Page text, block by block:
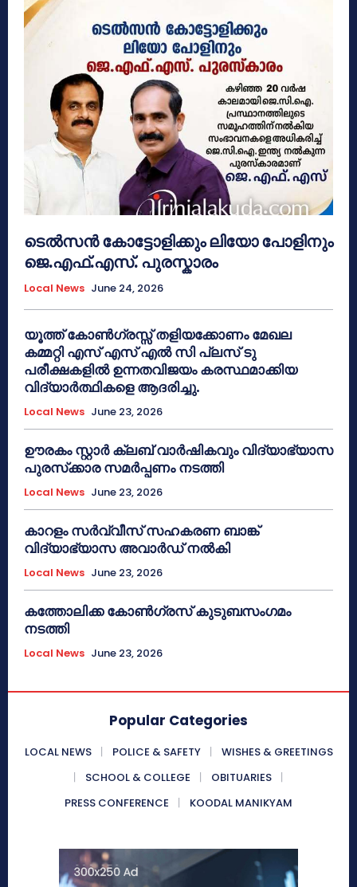
ടെൽസൻ കോട്ടോളിക്കും ലിയോ പോളിനും
ജെ.എഫ്.എസ്. പുരസ്കാരം
Local News June 24, 2026
യൂത്ത് കോൺഗ്രസ്സ് തളിയക്കോണം മേഖല
കമ്മറ്റി എസ് എസ് എൽ സി പ്ലസ് ടു
പരീക്ഷകളിൽ ഉന്നതവിജയം കരസ്ഥമാക്കിയ
വിദ്യാർത്ഥികളെ ആദരിച്ചു.
Local News June 23, 2026
ഊരകം സ്റ്റാർ ക്ലബ് വാർഷികവും വിദ്യാഭ്യാസ
പുരസ്‌ക്കാര സമർപ്പണം നടത്തി
Local News June 23, 2026
കാറളം സർവ്വീസ് സഹകരണ ബാങ്ക്
വിദ്യാഭ്യാസ അവാർഡ് നൽകി
Local News June 23, 2026
കത്തോലിക്ക കോൺഗ്രസ് കുടുബസംഗമം
നടത്തി
Local News June 23, 2026
Popular Categories
LOCAL NEWS POLICE & SAFETY
WISHES & GREETINGS
SCHOOL & COLLEGE
OBITUARIES
PRESS CONFERENCE
KOODAL MANIKYAM